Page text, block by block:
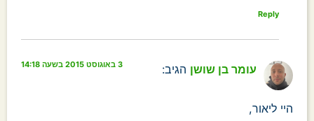
Reply
עומר בן שושן הגיב: 3 באוגוסט 2015 בשעה 14:18
היי ליאור,